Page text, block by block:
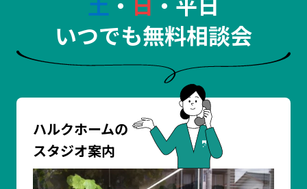
いつでも無料相談会
ハルクホームの
スタジオ案内